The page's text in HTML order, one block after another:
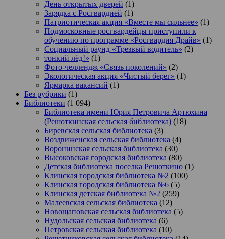
День открытых дверей (1)
Зарядка с Росгвардией (1)
Патриотическая акция «Вместе мы сильнее» (1)
Подмосковные росгвардейцы приступили к
обучению по программе «Росгвардия Драйв» (1)
Социальный раунд «Трезвый водитель» (2)
тонкий лёд!» (1)
Фото-челлендж «Связь поколений» (2)
Экологическая акция «Чистый берег» (1)
Ярмарка вакансий (1)
Без рубрики (1)
Библиотеки (1 094)
Библиотека имени Юрия Петровича Артюхина
(Решоткинская сельская библиотека) (18)
Биревская сельская библиотека (3)
Воздвиженская сельская библиотека (4)
Воронинская сельская библиотека (30)
Высоковская городская библиотека (80)
Детская библиотека поселка Решоткино (1)
Клинская городская библиотека №2 (100)
Клинская городская библиотека №6 (5)
Клинская детская библиотека №2 (259)
Малеевская сельская библиотека (12)
Новощаповская сельская библиотека (5)
Нудольская сельская библиотека (6)
Петровская сельская библиотека (10)